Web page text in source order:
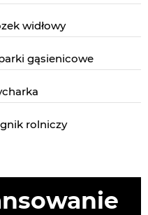
widłowy
gąsienicowe
rolniczy